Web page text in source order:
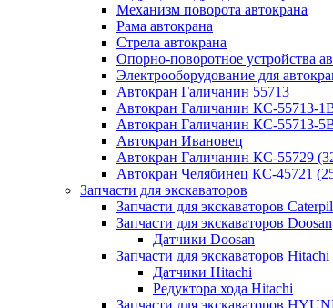
Механизм поворота автокрана
Рама автокрана
Стрела автокрана
Опорно-поворотное устройства
Электрооборудование для
Автокран Галичанин 55713
Автокран Галичанин КС-55713-
Автокран Галичанин КС-55713-
Автокран Ивановец
Автокран Галичанин КС-55729
Автокран Челябинец КС-45721
Запчасти для экскаваторов
Запчасти для экскаваторов
Запчасти для экскаваторов Doosan
Датчики Doosan
Запчасти для экскаваторов Hitachi
Датчики Hitachi
Редуктора хода Hitachi
Запчасти для экскаваторов